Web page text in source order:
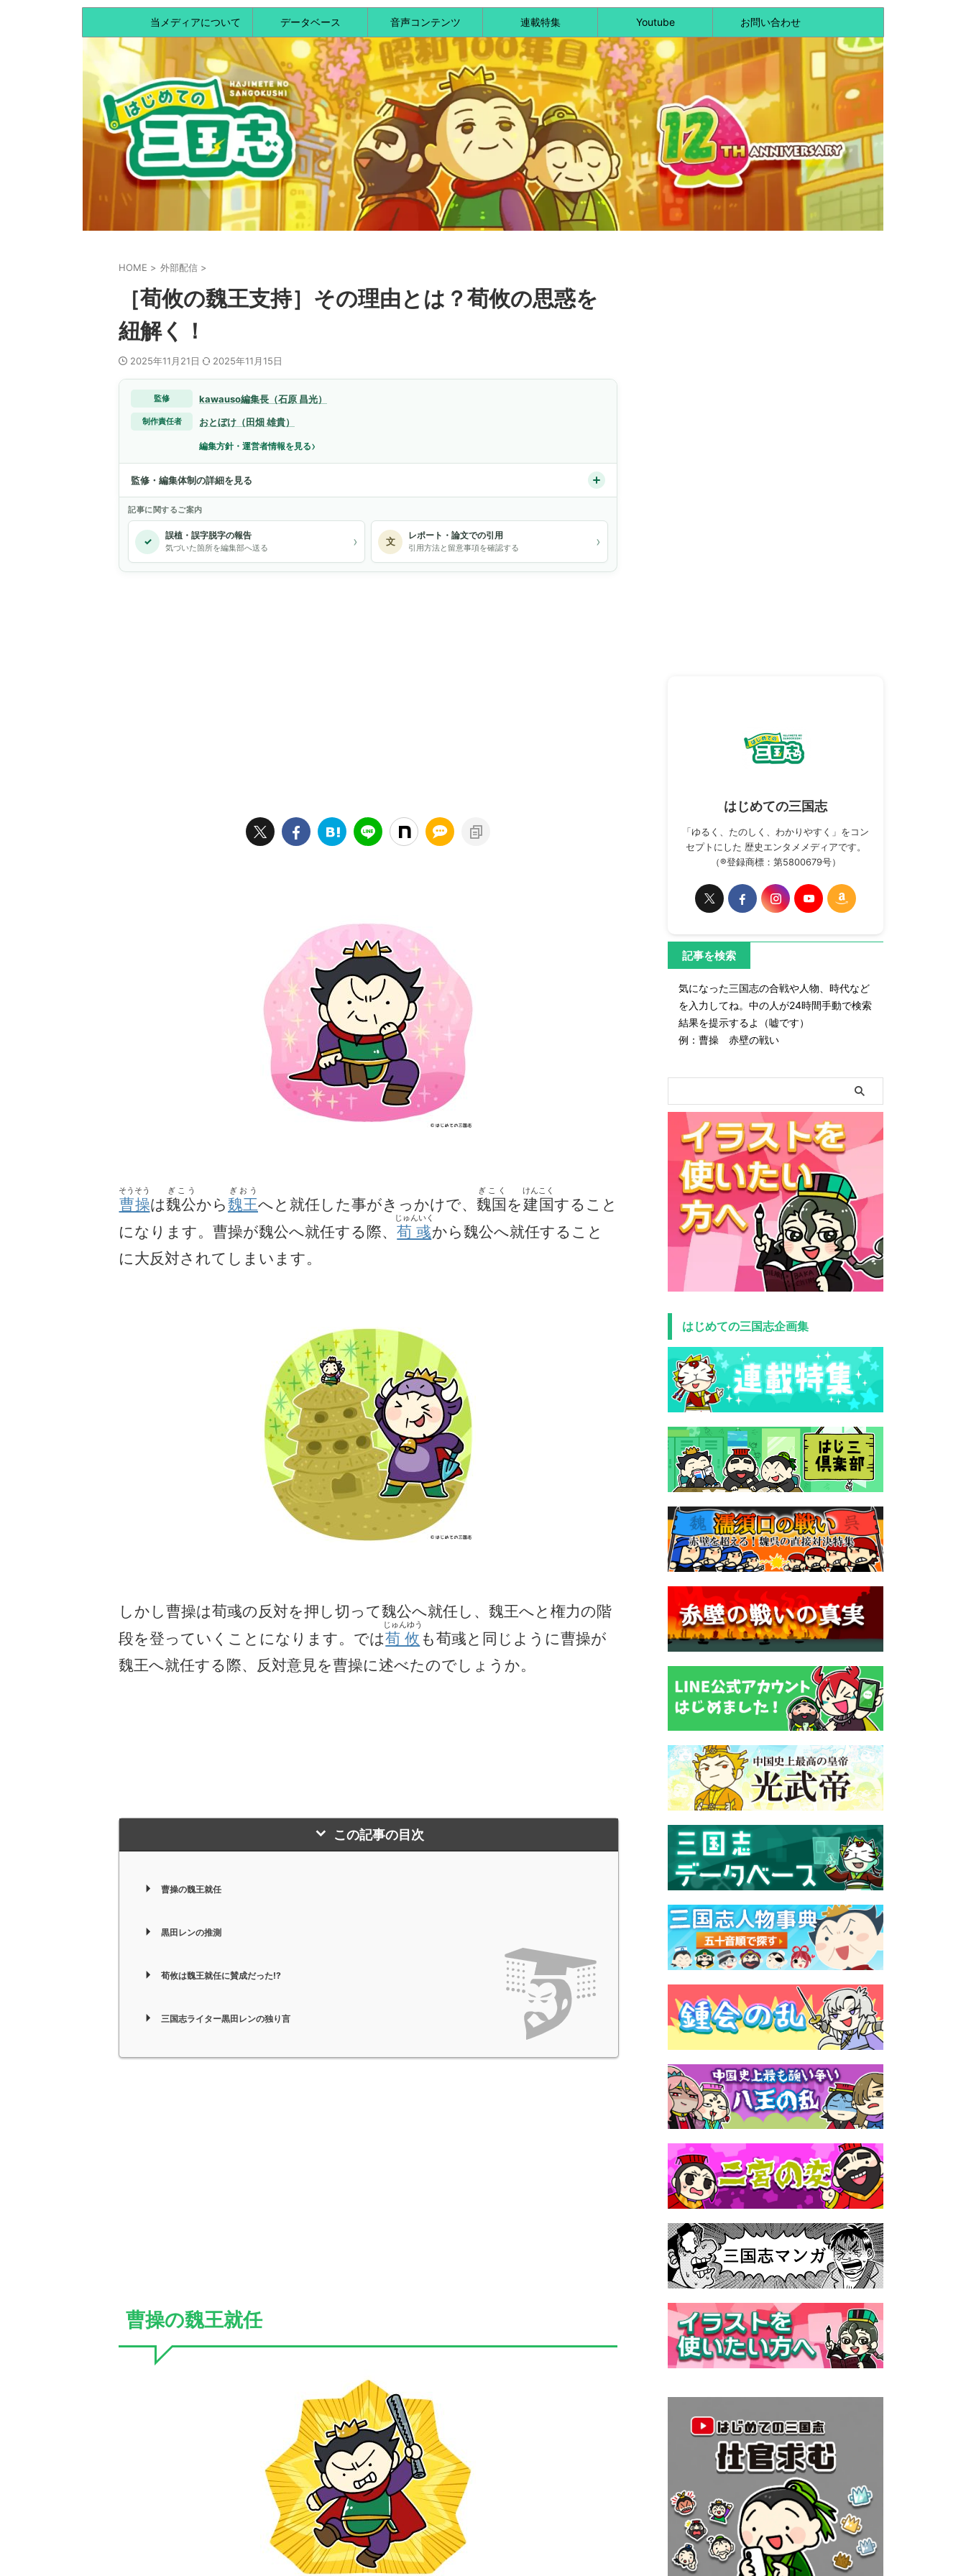
当メディアについて データベース 音声コンテンツ 連載特集 Youtube お問い合わせ
HOME > 外部配信 >
［荀攸の魏王支持］その理由とは？荀攸の思惑を
紐解く！
2025年11月21日 2025年11月15日
監修 kawauso編集長（石原 昌光）
制作責任者 おとぼけ（田畑 雄貴）
編集方針・運営者情報を見る›
監修・編集体制の詳細を見る
記事に関するご案内
✓ 誤植・誤字脱字の報告
気づいた箇所を編集部へ送る › 文 レポート・論文での引用
引用方法と留意事項を確認する ›
曹操
そうそう
は魏公
ぎこう
から魏王
ぎおう
へと就任した事がきっかけで、 魏国
ぎこく
を建国
けんこく
すること
になります。曹操が魏公へ就任する際、 荀彧
じゅんいく
から魏公へ就任すること
に大反対されてしまいます。
しかし曹操は荀彧の反対を押し切って魏公へ就任し、魏王へと権力の階
段を登っていくことになります。では荀攸
じゅんゆう
も荀彧と同じように曹操が
魏王へ就任する際、反対意見を曹操に述べたのでしょうか。
この記事の目次
曹操の魏王就任
黒田レンの推測
荀攸は魏王就任に賛成だった!?
三国志ライター黒田レンの独り言
曹操の魏王就任
はじめての三国志
「ゆるく、たのしく、わかりやすく」をコン
セプトにした 歴史エンタメメディアです。
（®登録商標：第5800679号）
記事を検索
気になった三国志の合戦や人物、時代など
を入力してね。中の人が24時間手動で検索
結果を提示するよ（嘘です）
例：曹操 赤壁の戦い
はじめての三国志企画集